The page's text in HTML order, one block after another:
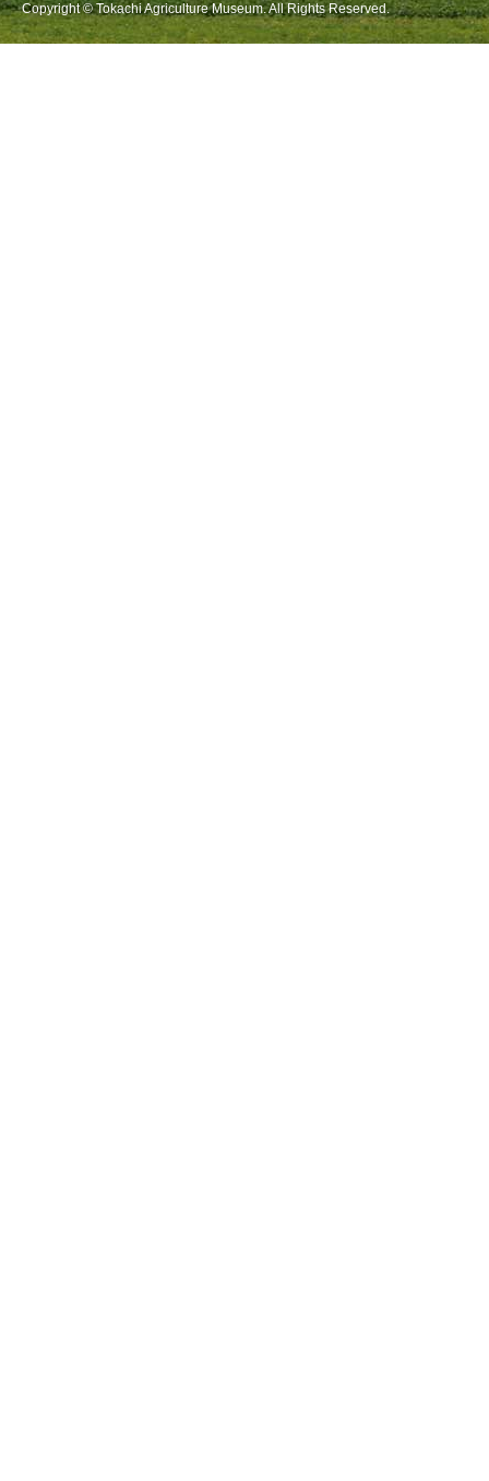
Copyright © Tokachi Agriculture Museum. All Rights Reserved.